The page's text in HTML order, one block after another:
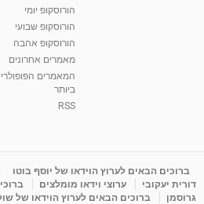
2,310 צפיות
סודות בתאריך הלידה, משמעות חודש
ינואר זינה ליבשיץ נומרולוגית
ליסה גרוסמן - המרכז לאימון התנהגותי -
מדיטציה בדמיון מודרך - היכרות עם האני
מאת admin 11 שנים 3,644 צפיות
הורוסקופ יומי
הורוסקופ שבועי
הורוסקופ אהבה
מאמרים אחרונים
המאמרים
ביותר
RSS
ברוכים הבאים לערוץ הוידאו של יוסף בוטו
דורית יעקובי
ערוצי וידאו מומלצים
גרוסמן
ברוכים הבאים לערוץ הוידאו של